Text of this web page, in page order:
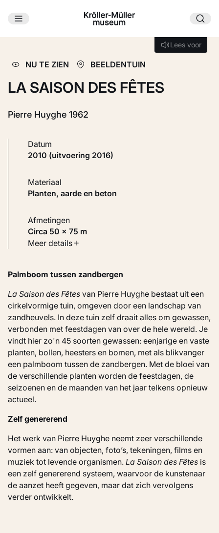
Ga naar hoofdinhoud
Lees voor
Lees voor
NU TE ZIEN BEELDENTUIN
LA SAISON DES FÊTES
Pierre Huyghe 1962
Datum
2010 (uitvoering 2016)
Materiaal
Planten, aarde en beton
Afmetingen
Circa 50 × 75 m
Soort werk
Inventarisnummer
KM 134.038
Bron
Verworven met steun van de BankGiro Loterij
Meer details
Palmboom tussen zandbergen
La Saison des Fêtes van Pierre Huyghe bestaat uit een
cirkelvormige tuin, omgeven door een landschap van
zandheuvels. In deze tuin zelf draait alles om gewassen,
verbonden met feestdagen van over de hele wereld. Je
vindt hier zo'n 45 soorten gewassen: eenjarige en vaste
planten, bollen, heesters en bomen, met als blikvanger
een palmboom tussen de zandbergen. Met de bloei van
de verschillende planten worden de feestdagen, de
seizoenen en de maanden van het jaar telkens opnieuw
actueel.
Zelf genererend
Het werk van Pierre Huyghe neemt zeer verschillende
vormen aan: van objecten, foto’s, tekeningen, films en
muziek tot levende organismen. La Saison des Fêtes is
een zelf genererend systeem, waarvoor de kunstenaar
de aanzet heeft gegeven, maar dat zich vervolgens
verder ontwikkelt.